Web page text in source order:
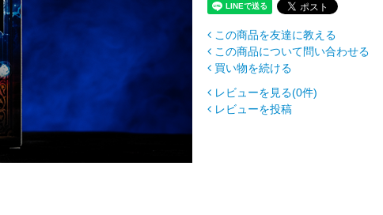
この商品を友達に教える
この商品について問い合わせる
買い物を続ける
レビューを見る(0件)
レビューを投稿